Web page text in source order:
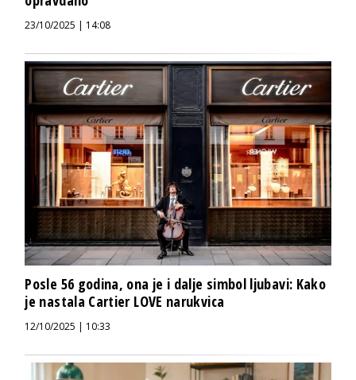
23/10/2025 | 14:08
Posle 56 godina, ona je i dalje simbol ljubavi: Kako
je nastala Cartier LOVE narukvica
12/10/2025 | 10:33